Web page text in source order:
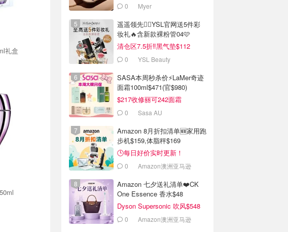
礼盒
50ml
0 Myer
遥遥领先🏃‍♂️YSL官网送5件彩
妆礼🔥含新款裸粉管04🩷
清仓区7.5折‼️黑气垫$112
0 YSL Beauty
SASA本周秒杀价⚡️LaMer奇迹
面霜100ml$471(官$980)
$217收修丽可242面霜
0 Sasa AU
Amazon 8月折扣清单🆕家用跑
步机$159,体脂秤$169
🕒每日好价实时更新！
0 Amazon澳洲亚马逊
Amazon 七夕送礼清单❤️CK
One Essence 香水$48
Dyson Supersonic 吹风$548
0 Amazon澳洲亚马逊